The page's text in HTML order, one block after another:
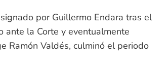
por Guillermo Endara tras el
ante la Corte y eventualmente
Ramón Valdés, culminó el periodo